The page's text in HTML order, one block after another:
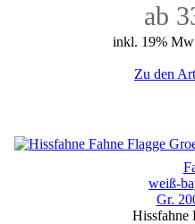
ab
inkl. 19%
Zu den
weiß-
Gr.
Hissfahne